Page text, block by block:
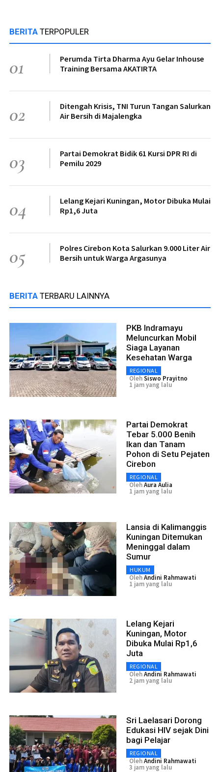
BERITA TERPOPULER
01
Perumda Tirta Dharma Ayu Gelar Inhouse
Training Bersama AKATIRTA
02
Ditengah Krisis, TNI Turun Tangan Salurkan
Air Bersih di Majalengka
03
Partai Demokrat Bidik 61 Kursi DPR RI di
Pemilu 2029
04
Lelang Kejari Kuningan, Motor Dibuka Mulai
Rp1,6 Juta
05
Polres Cirebon Kota Salurkan 9.000 Liter Air
Bersih untuk Warga Argasunya
BERITA TERBARU LAINNYA
PKB Indramayu
Meluncurkan Mobil
Siaga Layanan
Kesehatan Warga
REGIONAL
OlehSiswo Prayitno
1 jam yang lalu
Partai Demokrat
Tebar 5.000 Benih
Ikan dan Tanam
Pohon di Setu Pejaten
Cirebon
REGIONAL
OlehAura Aulia
1 jam yang lalu
Lansia di Kalimanggis
Kuningan Ditemukan
Meninggal dalam
Sumur
HUKUM
OlehAndini Rahmawati
1 jam yang lalu
Lelang Kejari
Kuningan, Motor
Dibuka Mulai Rp1,6
Juta
REGIONAL
OlehAndini Rahmawati
2 jam yang lalu
Sri Laelasari Dorong
Edukasi HIV sejak Dini
bagi Pelajar
REGIONAL
OlehAndini Rahmawati
3 jam yang lalu